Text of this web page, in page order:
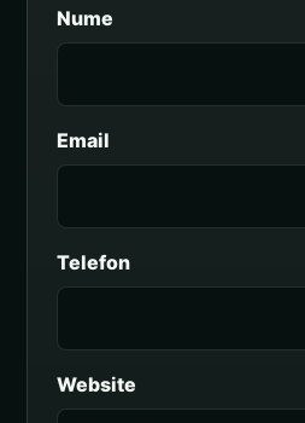
Nume
Email
Telefon
Website